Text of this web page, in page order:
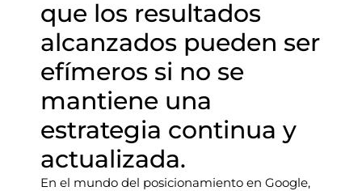
que los resultados
alcanzados pueden ser
efímeros si no se
mantiene una
estrategia continua y
actualizada.
En el mundo del posicionamiento en Google,